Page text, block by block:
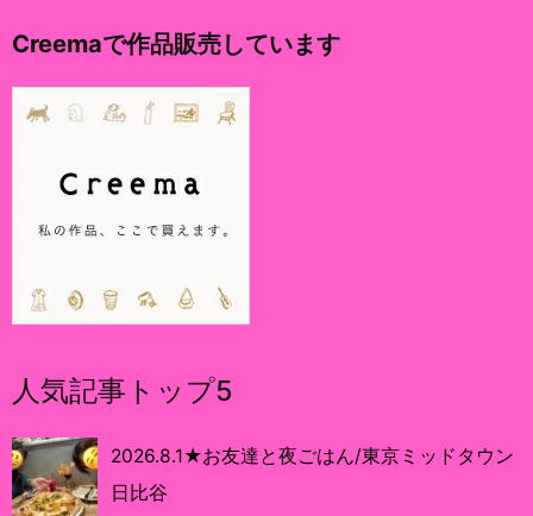
Creemaで作品販売しています
人気記事トップ5
2026.8.1★お友達と夜ごはん/東京ミッドタウン
日比谷